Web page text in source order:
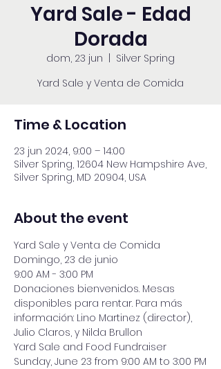
Yard Sale - Edad
Dorada
dom, 23 jun
Silver Spring
Yard Sale y Venta de Comida
Time & Location
23 jun 2024, 9:00 – 14:00
Silver Spring, 12604 New Hampshire Ave,
Silver Spring, MD 20904, USA
About the event
Yard Sale y Venta de Comida
Domingo, 23 de junio
9:00 AM - 3:00 PM
Donaciones bienvenidos. Mesas
disponibles para rentar. Para más
información: Lino Martinez (director),
Julio Claros, y Nilda Brullon
Yard Sale and Food Fundraiser
Sunday, June 23 from 9:00 AM to 3:00 PM